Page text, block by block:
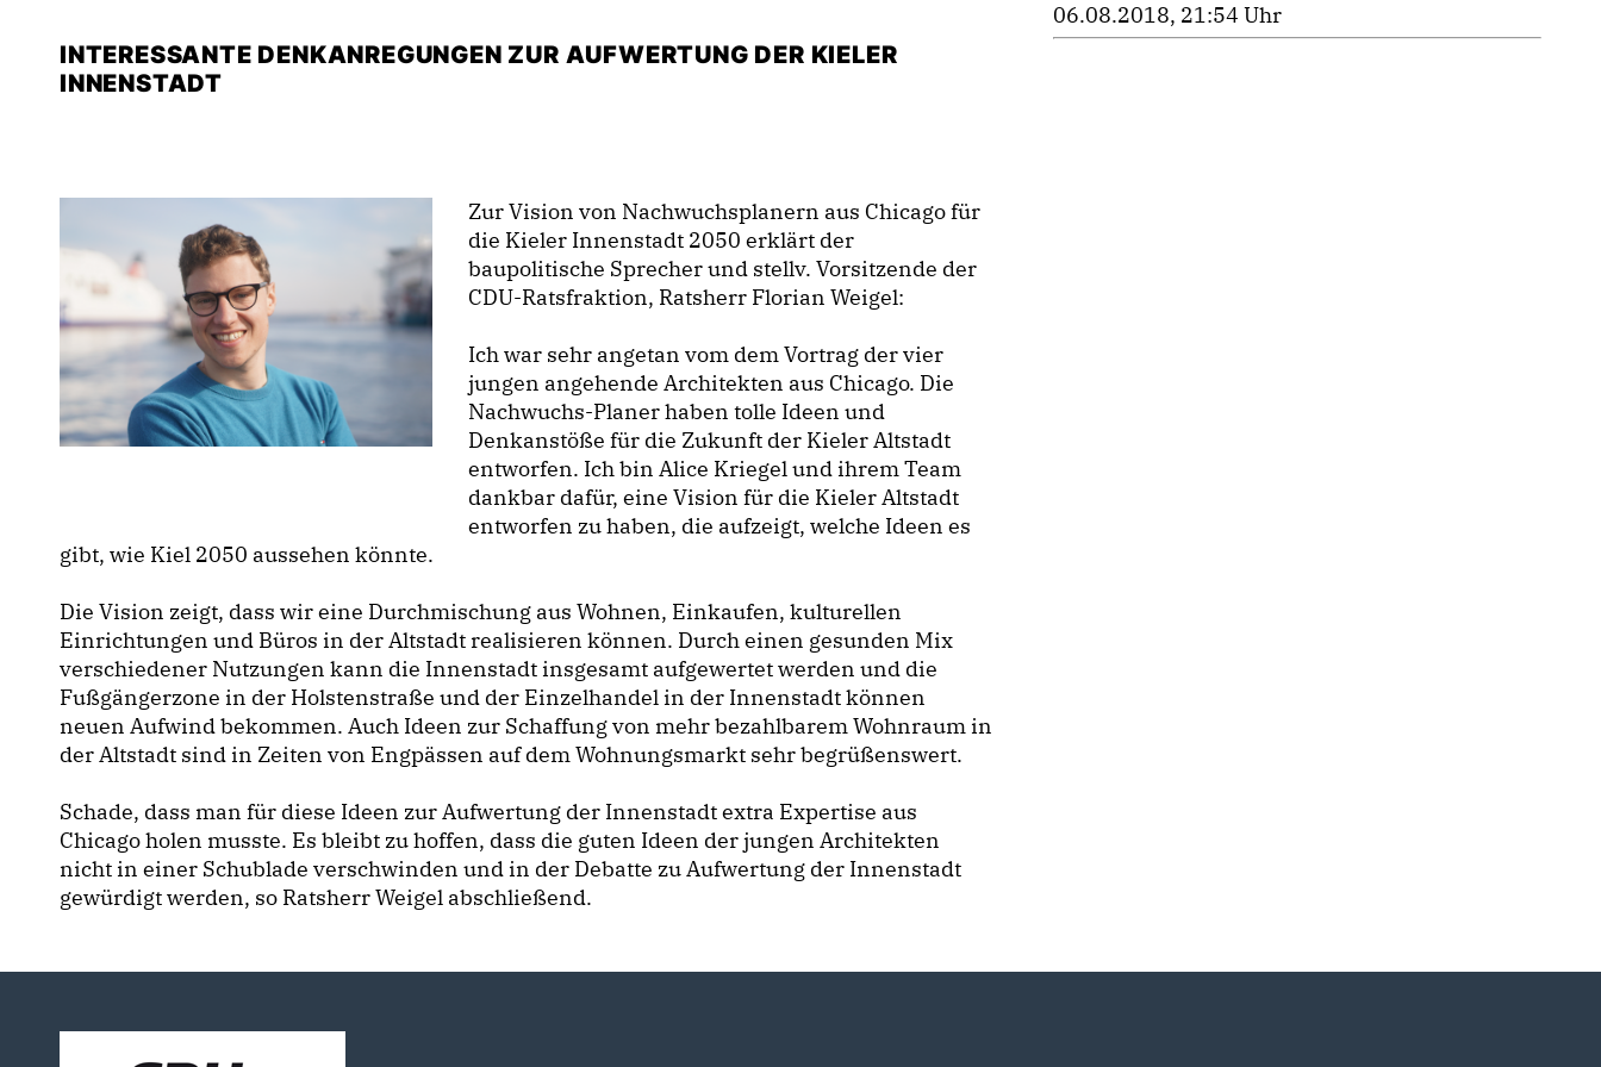
INTERESSANTE DENKANREGUNGEN ZUR AUFWERTUNG DER KIELER
INNENSTADT
Zur Vision von Nachwuchsplanern aus Chicago für
die Kieler Innenstadt 2050 erklärt der
baupolitische Sprecher und stellv. Vorsitzende der
CDU-Ratsfraktion, Ratsherr Florian Weigel:
Ich war sehr angetan vom dem Vortrag der vier
jungen angehende Architekten aus Chicago. Die
Nachwuchs-Planer haben tolle Ideen und
Denkanstöße für die Zukunft der Kieler Altstadt
entworfen. Ich bin Alice Kriegel und ihrem Team
dankbar dafür, eine Vision für die Kieler Altstadt
entworfen zu haben, die aufzeigt, welche Ideen es
gibt, wie Kiel 2050 aussehen könnte.
Die Vision zeigt, dass wir eine Durchmischung aus Wohnen, Einkaufen, kulturellen
Einrichtungen und Büros in der Altstadt realisieren können. Durch einen gesunden Mix
verschiedener Nutzungen kann die Innenstadt insgesamt aufgewertet werden und die
Fußgängerzone in der Holstenstraße und der Einzelhandel in der Innenstadt können
neuen Aufwind bekommen. Auch Ideen zur Schaffung von mehr bezahlbarem Wohnraum in
der Altstadt sind in Zeiten von Engpässen auf dem Wohnungsmarkt sehr begrüßenswert.
Schade, dass man für diese Ideen zur Aufwertung der Innenstadt extra Expertise aus
Chicago holen musste. Es bleibt zu hoffen, dass die guten Ideen der jungen Architekten
nicht in einer Schublade verschwinden und in der Debatte zu Aufwertung der Innenstadt
gewürdigt werden, so Ratsherr Weigel abschließend.
06.08.2018, 21:54 Uhr